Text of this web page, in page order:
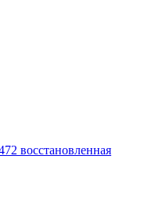
восстановленная